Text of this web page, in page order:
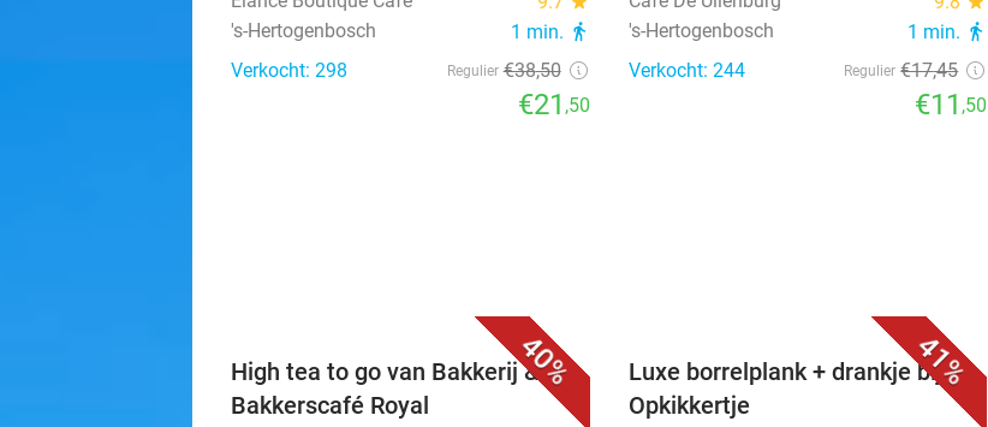
's-Hertogenbosch 1 min. directions_walk
Verkocht: 298 Regulier €38,50
€21 ,50
's-Hertogenbosch 1 min. directions_walk
Verkocht: 244 Regulier €17,45
€11,50
40%
High tea to go van Bakkerij &
Bakkerscafé Royal
41%
Luxe borrelplank + drankje bij 't
Opkikkertje